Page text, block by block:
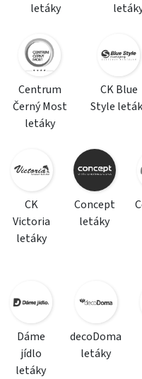
letáky
Centrum
Černý Most
letáky
CK Blue
Style
CK
Victoria
letáky
Concept
letáky
Dáme
jídlo
letáky
decoDoma
letáky